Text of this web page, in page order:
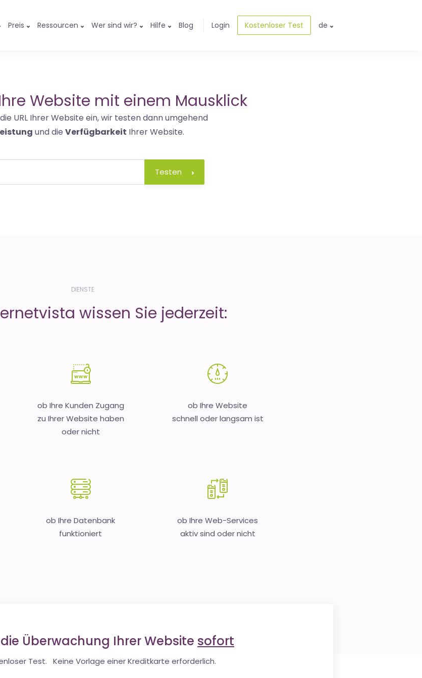
Preis Ressourcen Wer sind wir? Hilfe Blog Login Kostenloser Test de
Website mit einem Mausklick
URL Ihrer Website ein, wir testen dann umgehend
und die Verfügbarkeit Ihrer Website.
Testen
DIENSTE
wissen Sie jederzeit:
ob Ihre Kunden Zugang
zu Ihrer Website haben
oder nicht
ob Ihre Website
schnell oder langsam ist
ob Ihre Datenbank
funktioniert
ob Ihre Web-Services
aktiv sind oder nicht
Überwachung Ihrer Website sofort
Test. Keine Vorlage einer Kreditkarte erforderlich.